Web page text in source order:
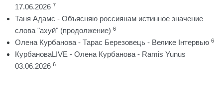
17.06.2026 7
Таня Адамс - Объясняю россиянам истинное значение
слова "ахуй" (продолжение) 6
Олена Курбанова - Тарас Березовець - Велике Інтервью 6
КурбановаLIVE - Олена Курбанова - Ramis Yunus
03.06.2026 6